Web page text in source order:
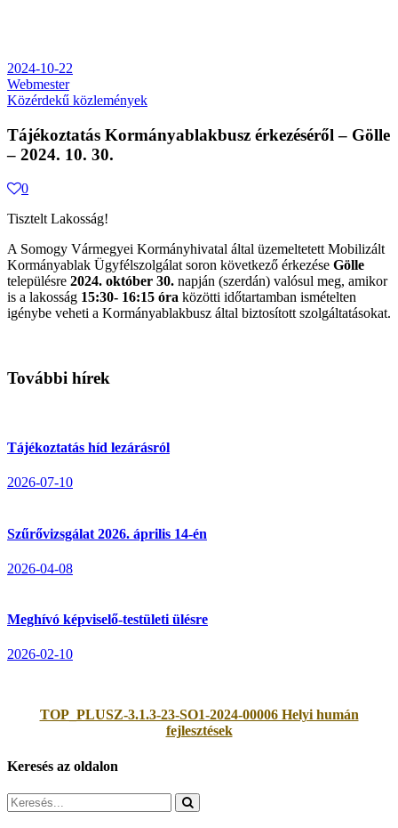
2024-10-22
Webmester
Közérdekű közlemények
Tájékoztatás Kormányablakbusz érkezéséről – Gölle
– 2024. 10. 30.
0
Tisztelt Lakosság!
A Somogy Vármegyei Kormányhivatal által üzemeltetett Mobilizált
Kormányablak Ügyfélszolgálat soron következő érkezése Gölle
településre 2024. október 30. napján (szerdán) valósul meg, amikor
is a lakosság 15:30- 16:15 óra közötti időtartamban ismételten
igénybe veheti a Kormányablakbusz által biztosított szolgáltatásokat.
További hírek
Tájékoztatás híd lezárásról
2026-07-10
Szűrővizsgálat 2026. április 14-én
2026-04-08
Meghívó képviselő-testületi ülésre
2026-02-10
TOP_PLUSZ-3.1.3-23-SO1-2024-00006 Helyi humán
fejlesztések
Keresés az oldalon
Search
for: